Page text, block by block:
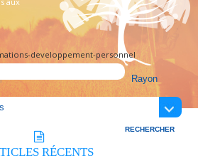
developpement-personnel
RÉCENTS